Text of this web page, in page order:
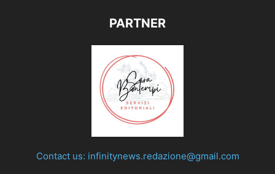
PARTNER
Contact us: infinitynews.redazione@gmail.com